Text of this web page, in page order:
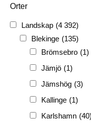
FH
(338)
FRG
(3 189)
PF (3 882)
PIONJÄR (129)
Orter
Landskap (4 392)
Blekinge (135)
Brömsebro (1)
Jämjö (1)
Jämshög (3)
Kallinge (1)
Karlshamn (40)